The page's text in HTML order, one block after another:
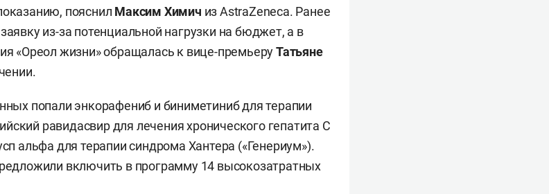
пояснил Максим Химич из AstraZeneca. Ранее
из-за потенциальной нагрузки на бюджет, а в
«Ореол жизни» обращалась к вице-премьеруТатьяне
попали энкорафениб и биниметиниб для терапии
равидасвир для лечения хронического гепатита С
альфа для терапии синдрома Хантера («Генериум»).
включить в программу 14 высокозатратных